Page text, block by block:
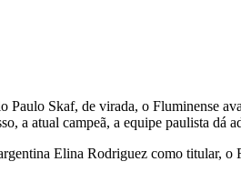
Paulo Skaf, de virada, o Fluminense
a atual campeã, a equipe paulista dá
Elina Rodriguez como titular,